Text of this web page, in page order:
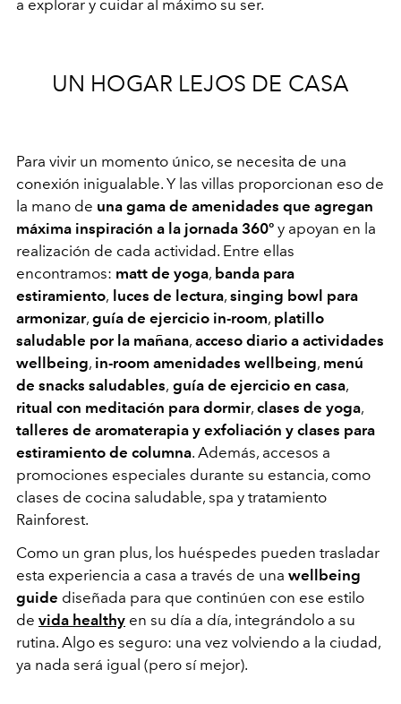
a explorar y cuidar al máximo su ser.
UN HOGAR LEJOS DE CASA
Para vivir un momento único, se necesita de una
conexión inigualable. Y las villas proporcionan eso de
la mano de una gama de amenidades que agregan
máxima inspiración a la jornada 360º y apoyan en la
realización de cada actividad. Entre ellas
encontramos: matt de yoga, banda para
estiramiento, luces de lectura, singing bowl para
armonizar, guía de ejercicio in-room, platillo
saludable por la mañana, acceso diario a actividades
wellbeing, in-room amenidades wellbeing, menú
de snacks saludables, guía de ejercicio en casa,
ritual con meditación para dormir, clases de yoga,
talleres de aromaterapia y exfoliación y clases para
estiramiento de columna. Además, accesos a
promociones especiales durante su estancia, como
clases de cocina saludable, spa y tratamiento
Rainforest.
Como un gran plus, los huéspedes pueden trasladar
esta experiencia a casa a través de una wellbeing
guide diseñada para que continúen con ese estilo
de vida healthy en su día a día, integrándolo a su
rutina. Algo es seguro: una vez volviendo a la ciudad,
ya nada será igual (pero sí mejor).